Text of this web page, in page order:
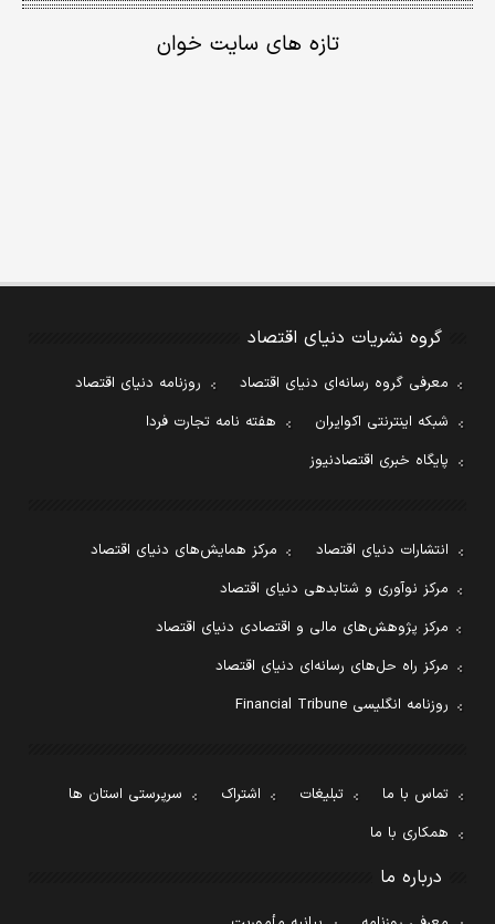
تازه های سایت خوان
گروه نشریات دنیای اقتصاد
معرفی گروه رسانه‌ای دنیای اقتصاد
روزنامه دنیای اقتصاد
شبکه اینترنتی اکوایران
هفته نامه تجارت فردا
پایگاه خبری اقتصادنیوز
انتشارات دنیای اقتصاد
مرکز همایش‌های دنیای اقتصاد
مرکز نوآوری و شتابدهی دنیای اقتصاد
مرکز پژوهش‌های مالی و اقتصادی دنیای اقتصاد
مرکز راه حل‌های رسانه‌ای دنیای اقتصاد
روزنامه انگلیسی Financial Tribune
تماس با ما تبلیغات اشتراک
سرپرستی استان ها
همکاری با ما
درباره ما